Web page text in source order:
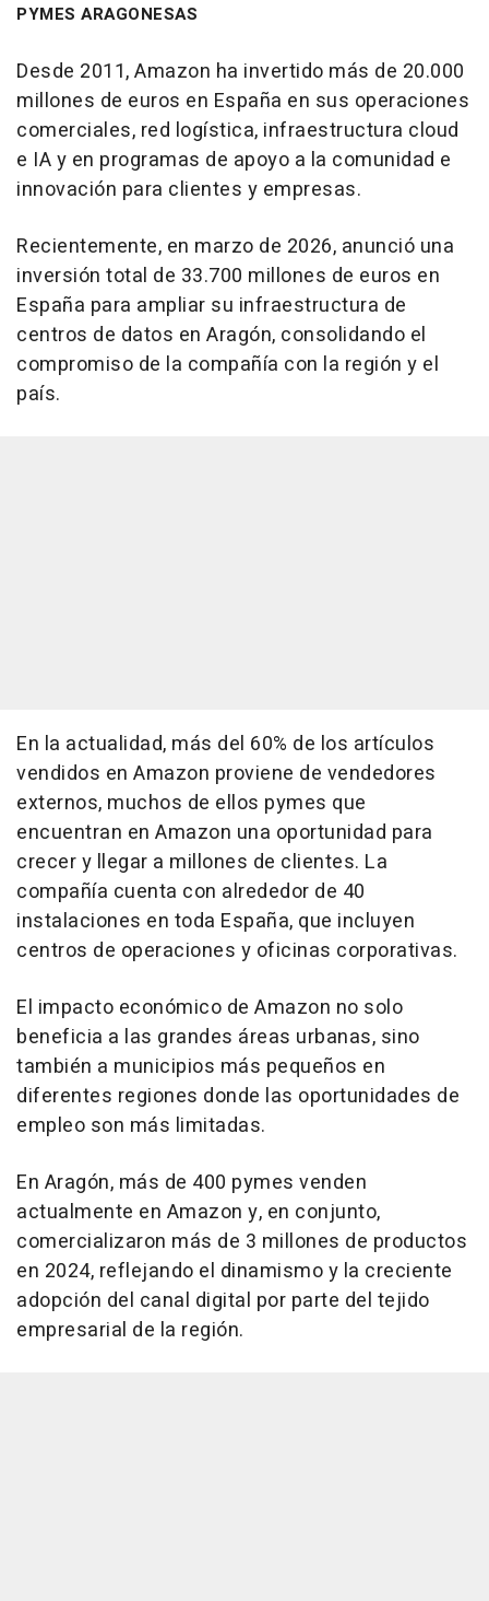
PYMES ARAGONESAS
Desde 2011, Amazon ha invertido más de 20.000
millones de euros en España en sus operaciones
comerciales, red logística, infraestructura cloud
e IA y en programas de apoyo a la comunidad e
innovación para clientes y empresas.
Recientemente, en marzo de 2026, anunció una
inversión total de 33.700 millones de euros en
España para ampliar su infraestructura de
centros de datos en Aragón, consolidando el
compromiso de la compañía con la región y el
país.
En la actualidad, más del 60% de los artículos
vendidos en Amazon proviene de vendedores
externos, muchos de ellos pymes que
encuentran en Amazon una oportunidad para
crecer y llegar a millones de clientes. La
compañía cuenta con alrededor de 40
instalaciones en toda España, que incluyen
centros de operaciones y oficinas corporativas.
El impacto económico de Amazon no solo
beneficia a las grandes áreas urbanas, sino
también a municipios más pequeños en
diferentes regiones donde las oportunidades de
empleo son más limitadas.
En Aragón, más de 400 pymes venden
actualmente en Amazon y, en conjunto,
comercializaron más de 3 millones de productos
en 2024, reflejando el dinamismo y la creciente
adopción del canal digital por parte del tejido
empresarial de la región.